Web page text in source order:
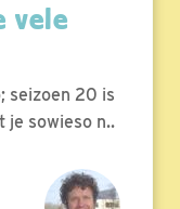
vele
seizoen 20 is
je sowieso n..